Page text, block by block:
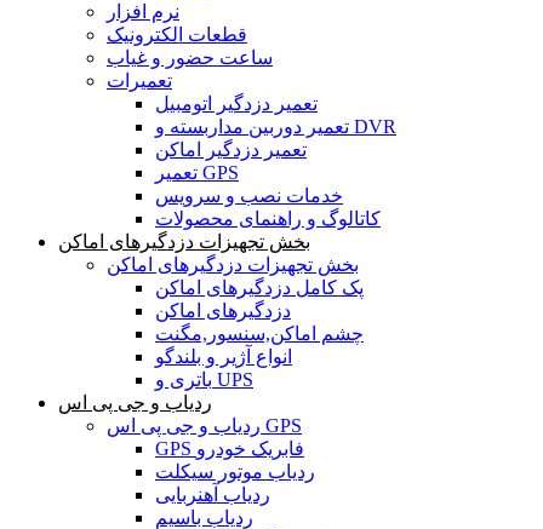
نرم افزار
قطعات الکترونیک
ساعت حضور و غیاب
تعمیرات
تعمیر دزدگیر اتومبیل
تعمیر دوربین مداربسته و DVR
تعمیر دزدگیر اماکن
تعمیر GPS
خدمات نصب و سرویس
کاتالوگ و راهنمای محصولات
بخش تجهیزات دزدگیرهای اماکن
بخش تجهیزات دزدگیرهای اماکن
پک کامل دزدگیرهای اماکن
دزدگیرهای اماکن
چشم اماکن,سنسور,مگنت
انواع آژیر و بلندگو
باتری و UPS
ردیاب و جی پی اس
ردیاب و جی پی اس GPS
GPS فابریک خودرو
ردیاب موتور سیکلت
ردیاب آهنربایی
ردیاب باسیم